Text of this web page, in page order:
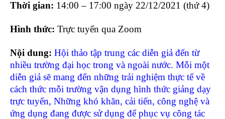
Thời gian: 14:00 – 17:00 ngày 22/12/2021 (thứ 4)
Hình thức: Trực tuyến qua Zoom
Nội dung: Hội thảo tập trung các diễn giả đến từ
nhiều trường đại học trong và ngoài nước. Mỗi một
diễn giả sẽ mang đến những trải nghiệm thực tế về
cách thức mỗi trường vận dụng hình thức giảng dạy
trực tuyến, Những khó khăn, cải tiến, công nghệ và
ứng dụng đang được sử dụng để phục vụ công tác